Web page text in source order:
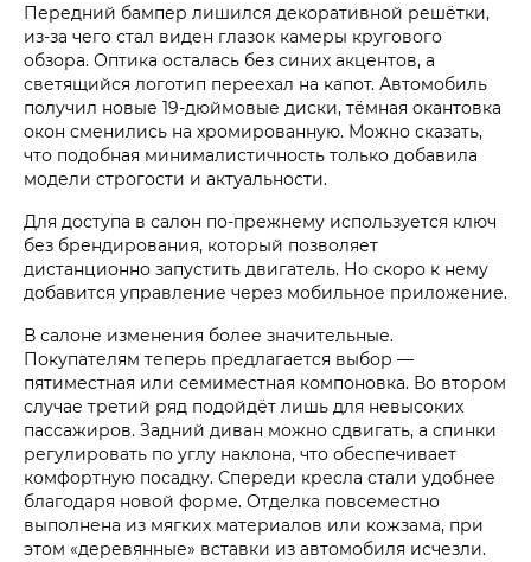
Передний бампер лишился декоративной решётки,
из-за чего стал виден глазок камеры кругового
обзора. Оптика осталась без синих акцентов, а
светящийся логотип переехал на капот. Автомобиль
получил новые 19-дюймовые диски, тёмная окантовка
окон сменились на хромированную. Можно сказать,
что подобная минималистичность только добавила
модели строгости и актуальности.
Для доступа в салон по-прежнему используется ключ
без брендирования, который позволяет
дистанционно запустить двигатель. Но скоро к нему
добавится управление через мобильное приложение.
В салоне изменения более значительные.
Покупателям теперь предлагается выбор —
пятиместная или семиместная компоновка. Во втором
случае третий ряд подойдёт лишь для невысоких
пассажиров. Задний диван можно сдвигать, а спинки
регулировать по углу наклона, что обеспечивает
комфортную посадку. Спереди кресла стали удобнее
благодаря новой форме. Отделка повсеместно
выполнена из мягких материалов или кожзама, при
этом «деревянные» вставки из автомобиля исчезли.